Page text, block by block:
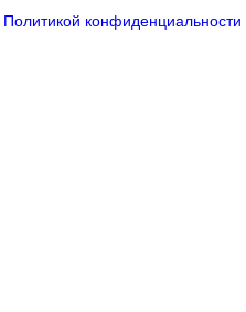
Политикой конфиденциальности